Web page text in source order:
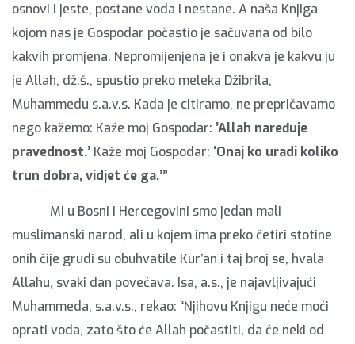
osnovi i jeste, postane voda i nestane. A naša Knjiga
kojom nas je Gospodar počastio je sačuvana od bilo
kakvih promjena. Nepromijenjena je i onakva je kakvu ju
je Allah, dž.š., spustio preko meleka Džibrila,
Muhammedu s.a.v.s. Kada je citiramo, ne prepričavamo
nego kažemo: Kaže moj Gospodar: ’Allah naređuje
pravednost.’ Kaže moj Gospodar: ‘Onaj ko uradi koliko
trun dobra, vidjet će ga.’”
Mi u Bosni i Hercegovini smo jedan mali
muslimanski narod, ali u kojem ima preko četiri stotine
onih čije grudi su obuhvatile Kur’an i taj broj se, hvala
Allahu, svaki dan povećava. Isa, a.s., je najavljivajući
Muhammeda, s.a.v.s., rekao: “Njihovu Knjigu neće moći
oprati voda, zato što će Allah počastiti, da će neki od